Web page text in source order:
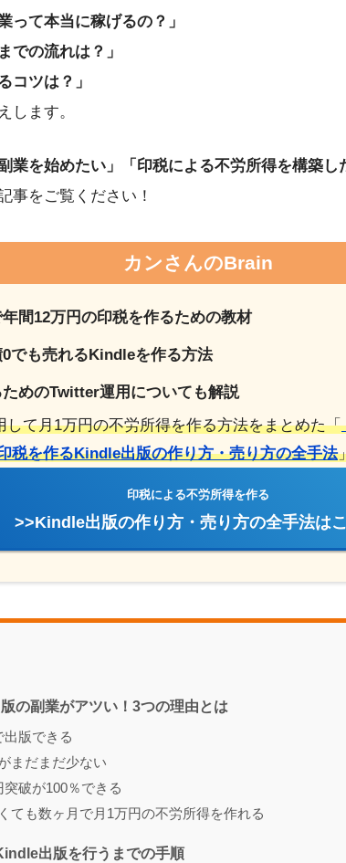
って本当に稼げるの？」
での流れは？」
コツは？」
します。
業を始めたい」「印税による不労所得を構築し
事をご覧ください！
カンさんのBrain
間12万円の印税を作るための教材
でも売れるKindleを作る方法
めのTwitter運用についても解説
して月1万円の不労所得を作る方法をまとめた「
税を作るKindle出版の作り方・売り方の全手法
印税による不労所得を作る
>>Kindle出版の作り方・売り方の全手法は
の副業がアツい！3つの理由とは
出版できる
まだまだ少ない
破が100％できる
ても数ヶ月で月1万円の不労所得を作れる
出版を行うまでの手順